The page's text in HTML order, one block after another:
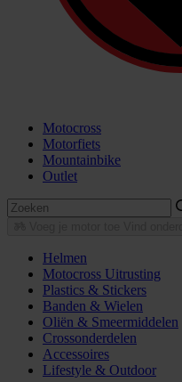
Motocross
Motorfiets
Mountainbike
Outlet
Helmen
Motocross Uitrusting
Plastics & Stickers
Banden & Wielen
Oliën & Smeermiddelen
Crossonderdelen
Accessoires
Lifestyle & Outdoor